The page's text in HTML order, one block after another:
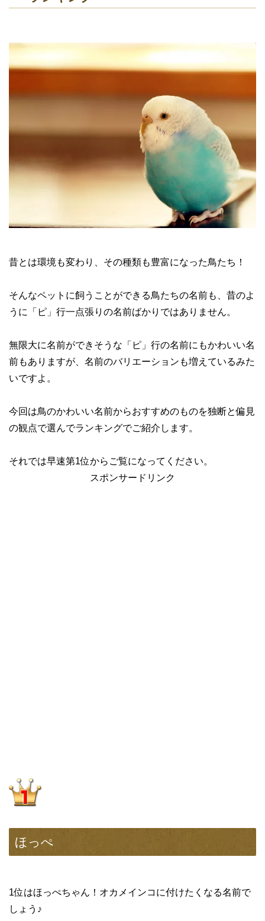
昔とは環境も変わり、その種類も豊富になった鳥たち！
そんなペットに飼うことができる鳥たちの名前も、昔のよ
うに「ピ」行一点張りの名前ばかりではありません。
無限大に名前ができそうな「ピ」行の名前にもかわいい名
前もありますが、名前のバリエーションも増えているみた
いですよ。
今回は鳥のかわいい名前からおすすめのものを独断と偏見
の観点で選んでランキングでご紹介します。
それでは早速第1位からご覧になってください。
スポンサードリンク
ほっぺ
1位はほっぺちゃん！オカメインコに付けたくなる名前で
しょう♪